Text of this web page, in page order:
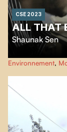
CSE 2023
ALL THAT
Shaunak Sen
Depuis leur hôpital
l'environnement et
de milliers de
Environnement,